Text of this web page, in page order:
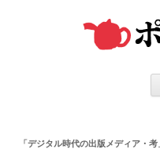
「デジタル時代の出版メディア・考